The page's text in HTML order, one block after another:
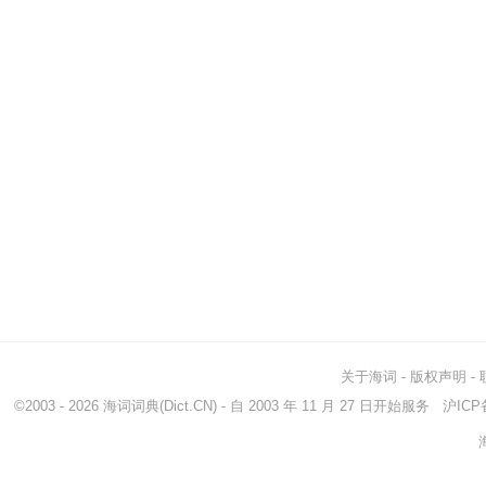
关于海词 - 版权声明 -
©2003 - 2026 海词词典(Dict.CN) - 自 2003 年 11 月 27 日开始服务 沪ICP